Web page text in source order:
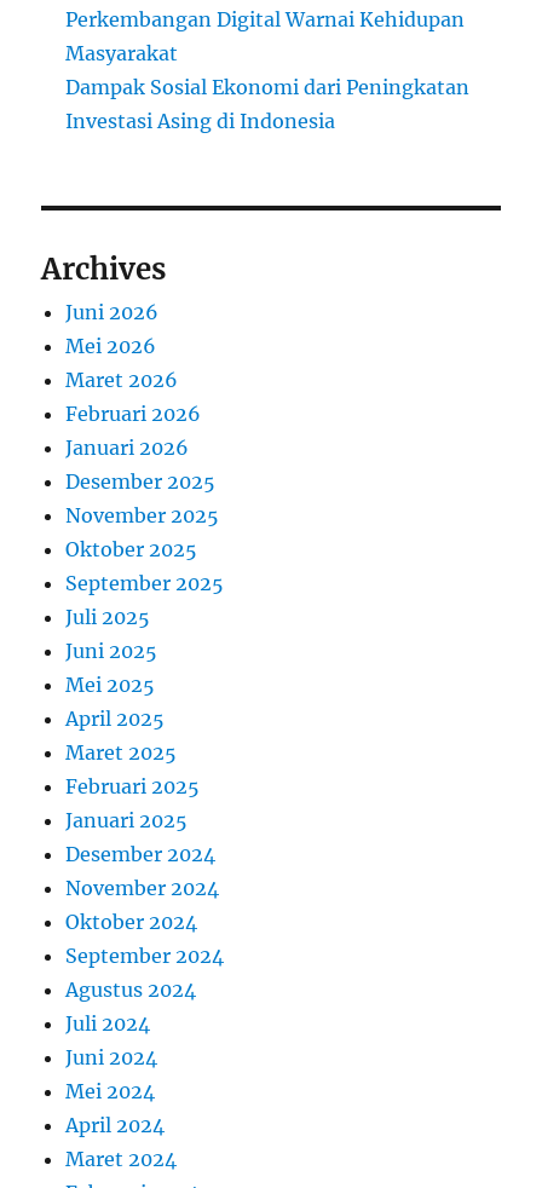
Perkembangan Digital Warnai Kehidupan
Masyarakat
Dampak Sosial Ekonomi dari Peningkatan
Investasi Asing di Indonesia
Archives
Juni 2026
Mei 2026
Maret 2026
Februari 2026
Januari 2026
Desember 2025
November 2025
Oktober 2025
September 2025
Juli 2025
Juni 2025
Mei 2025
April 2025
Maret 2025
Februari 2025
Januari 2025
Desember 2024
November 2024
Oktober 2024
September 2024
Agustus 2024
Juli 2024
Juni 2024
Mei 2024
April 2024
Maret 2024